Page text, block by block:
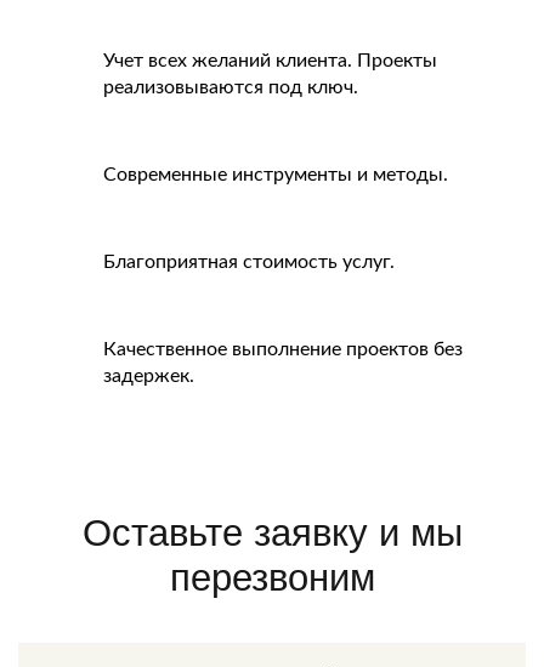
Учет всех желаний клиента. Проекты
реализовываются под ключ.
Современные инструменты и методы.
Благоприятная стоимость услуг.
Качественное выполнение проектов без
задержек.
Оставьте заявку и мы
перезвоним